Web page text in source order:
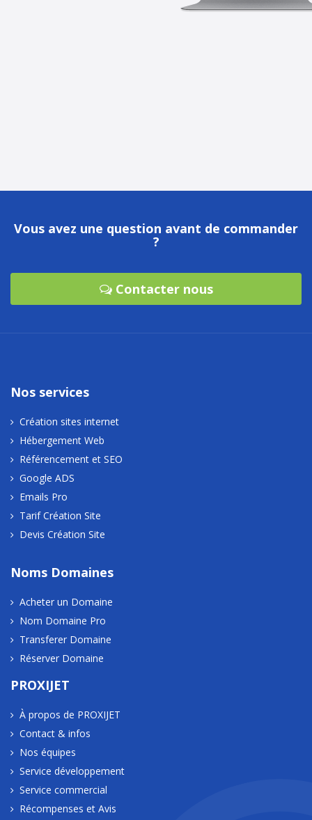
Vous avez une question avant de commander
?
Contacter nous
Nos services
Création sites internet
Hébergement Web
Référencement et SEO
Google ADS
Emails Pro
Tarif Création Site
Devis Création Site
Noms Domaines
Acheter un Domaine
Nom Domaine Pro
Transferer Domaine
Réserver Domaine
PROXIJET
À propos de PROXIJET
Contact & infos
Nos équipes
Service développement
Service commercial
Récompenses et Avis